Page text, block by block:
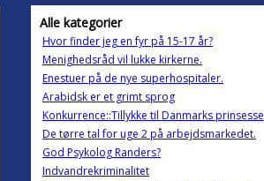
Alle kategorier
Hvor finder jeg en fyr på 15-17 år?
Menighedsråd vil lukke kirkerne.
Enestuer på de nye superhospitaler.
Arabidsk er et grimt sprog
Konkurrence::Tillykke til Danmarks prinsesse
De tørre tal for uge 2 på arbejdsmarkedet.
God Psykolog Randers?
Indvandrekriminalitet